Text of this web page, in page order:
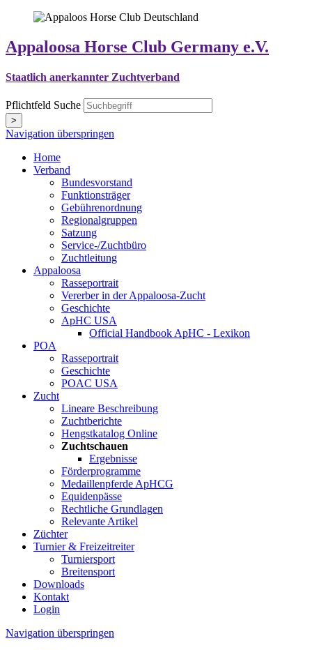
Appaloosa Horse Club Germany e.V.
Staatlich anerkannter Zuchtverband
Pflichtfeld Suche
>
Navigation überspringen
Home
Verband
Bundesvorstand
Funktionsträger
Gebührenordnung
Regionalgruppen
Satzung
Service-/Zuchtbüro
Zuchtleitung
Appaloosa
Rasseportrait
Vererber in der Appaloosa-Zucht
Geschichte
ApHC USA
Official Handbook ApHC - Lexikon
POA
Rasseportrait
Geschichte
POAC USA
Zucht
Lineare Beschreibung
Zuchtberichte
Hengstkatalog Online
Zuchtschauen
Ergebnisse
Förderprogramme
Medaillenpferde ApHCG
Equidenpässe
Rechtliche Grundlagen
Relevante Artikel
Züchter
Turnier & Freizeitreiter
Turniersport
Breitensport
Downloads
Kontakt
Login
Navigation überspringen